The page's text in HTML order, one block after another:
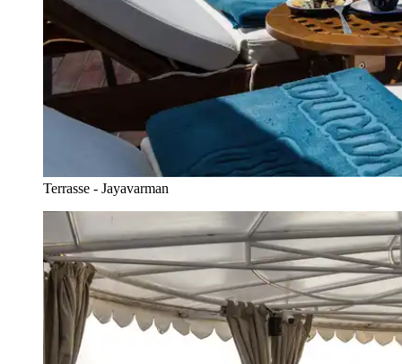
Terrasse - Jayavarman